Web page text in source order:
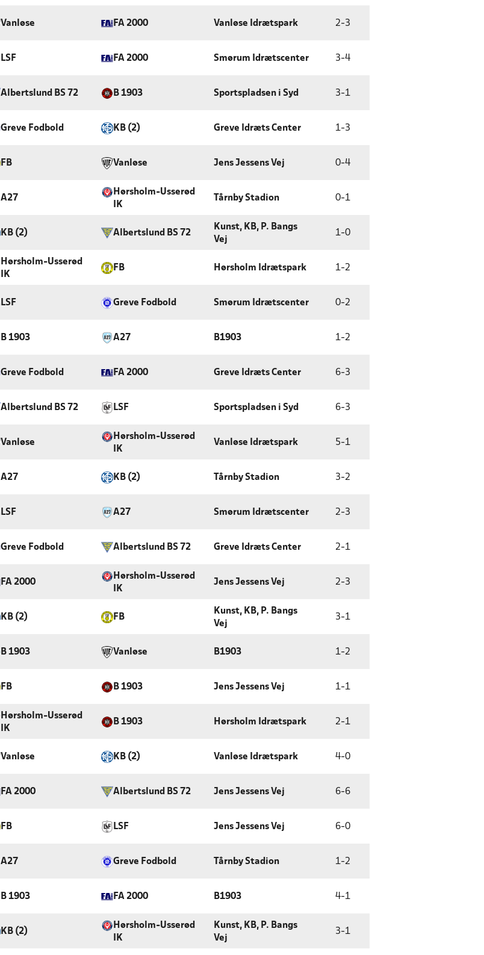
Vanløse FA 2000 Vanløse Idrætspark 2-3
LSF FA 2000 Smørum Idrætscenter 3-4
Albertslund BS 72 B 1903 Sportspladsen i Syd 3-1
Greve Fodbold KB (2) Greve Idræts Center 1-3
FB Vanløse Jens Jessens Vej 0-4
A27
Hørsholm-Usserød
IK
Tårnby Stadion 0-1
KB (2) Albertslund BS 72
Kunst, KB, P. Bangs
Vej
1-0
Hørsholm-Usserød
IK
FB Hørsholm Idrætspark 1-2
LSF Greve Fodbold Smørum Idrætscenter 0-2
B 1903 A27 B1903 1-2
Greve Fodbold FA 2000 Greve Idræts Center 6-3
Albertslund BS 72 LSF Sportspladsen i Syd 6-3
Vanløse
Hørsholm-Usserød
IK
Vanløse Idrætspark 5-1
A27 KB (2) Tårnby Stadion 3-2
LSF A27 Smørum Idrætscenter 2-3
Greve Fodbold Albertslund BS 72 Greve Idræts Center 2-1
FA 2000
Hørsholm-Usserød
IK
Jens Jessens Vej 2-3
KB (2) FB
Kunst, KB, P. Bangs
Vej
3-1
B 1903 Vanløse B1903 1-2
FB B 1903 Jens Jessens Vej 1-1
Hørsholm-Usserød
IK
B 1903 Hørsholm Idrætspark 2-1
Vanløse KB (2) Vanløse Idrætspark 4-0
FA 2000 Albertslund BS 72 Jens Jessens Vej 6-6
FB LSF Jens Jessens Vej 6-0
A27 Greve Fodbold Tårnby Stadion 1-2
B 1903 FA 2000 B1903 4-1
KB (2)
Hørsholm-Usserød
IK
Kunst, KB, P. Bangs
Vej
3-1